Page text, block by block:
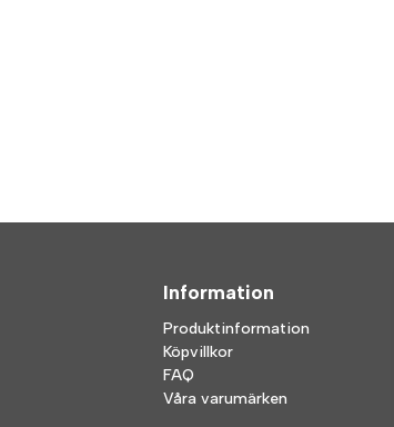
Information
Produktinformation
Köpvillkor
FAQ
Våra varumärken